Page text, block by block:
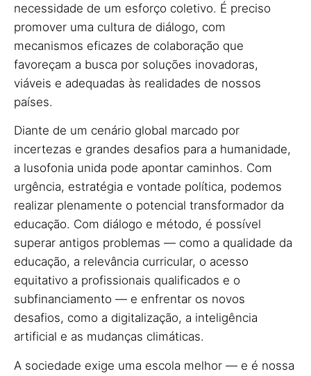
necessidade de um esforço coletivo. É preciso
promover uma cultura de diálogo, com
mecanismos eficazes de colaboração que
favoreçam a busca por soluções inovadoras,
viáveis e adequadas às realidades de nossos
países.
Diante de um cenário global marcado por
incertezas e grandes desafios para a humanidade,
a lusofonia unida pode apontar caminhos. Com
urgência, estratégia e vontade política, podemos
realizar plenamente o potencial transformador da
educação. Com diálogo e método, é possível
superar antigos problemas — como a qualidade da
educação, a relevância curricular, o acesso
equitativo a profissionais qualificados e o
subfinanciamento — e enfrentar os novos
desafios, como a digitalização, a inteligência
artificial e as mudanças climáticas.
A sociedade exige uma escola melhor — e é nossa